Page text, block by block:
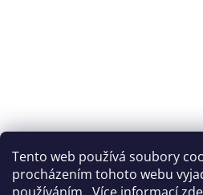
Tento web používá soubory
procházením tohoto webu